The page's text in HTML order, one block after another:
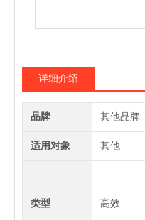
详细介绍
品牌 其他品牌
适用对象 其他
类型 高效